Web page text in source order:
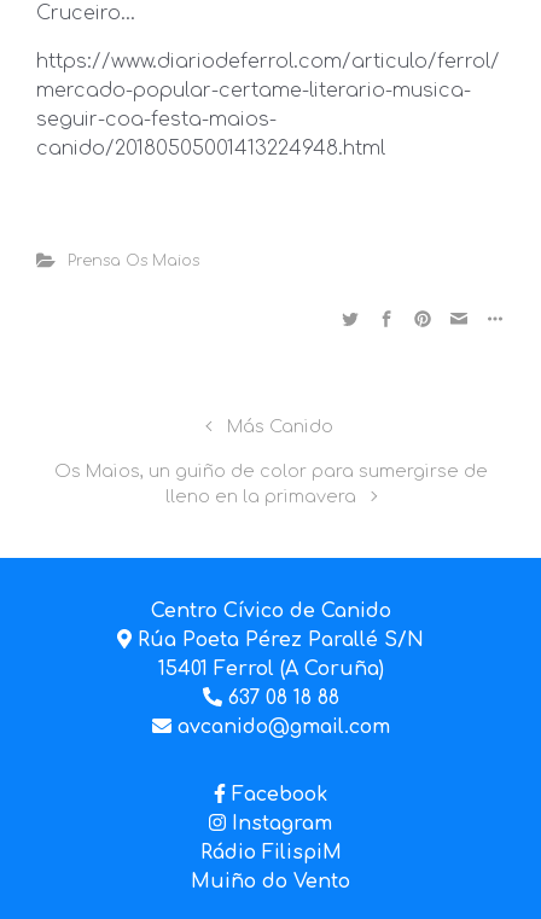
Cruceiro…
https://www.diariodeferrol.com/articulo/ferrol/
mercado-popular-certame-literario-musica-
seguir-coa-festa-maios-
canido/20180505001413224948.html
Prensa Os Maios
Más Canido
Os Maios, un guiño de color para sumergirse de
lleno en la primavera
Centro Cívico de Canido
Rúa Poeta Pérez Parallé S/N
15401 Ferrol (A Coruña)
637 08 18 88
avcanido@gmail.com
Facebook
Instagram
Rádio FilispiM
Muiño do Vento